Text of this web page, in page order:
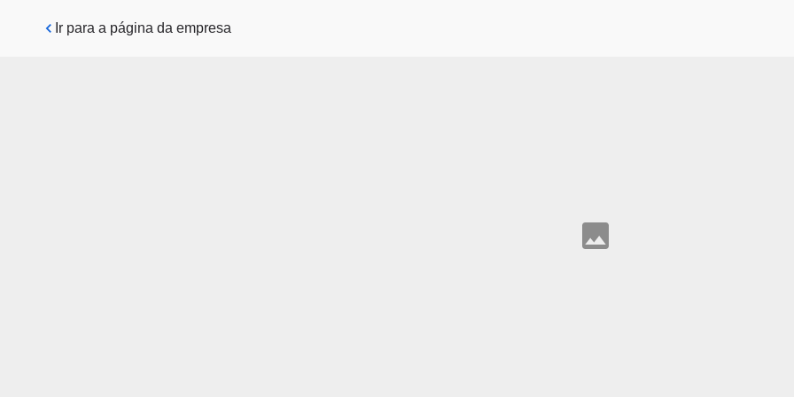
Pular para o conteúdo principal
Ir para a página da empresa